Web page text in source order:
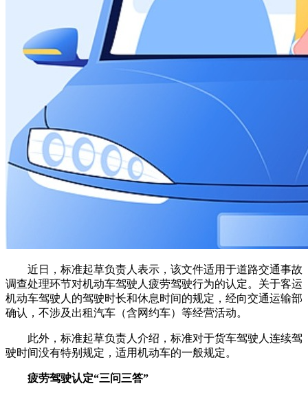
近日，标准起草负责人表示，该文件适用于道路交通事故
调查处理环节对机动车驾驶人疲劳驾驶行为的认定。关于客运
机动车驾驶人的驾驶时长和休息时间的规定，经向交通运输部
确认，不涉及出租汽车（含网约车）等经营活动。
此外，标准起草负责人介绍，标准对于货车驾驶人连续驾
驶时间没有特别规定，适用机动车的一般规定。
疲劳驾驶认定“三问三答”